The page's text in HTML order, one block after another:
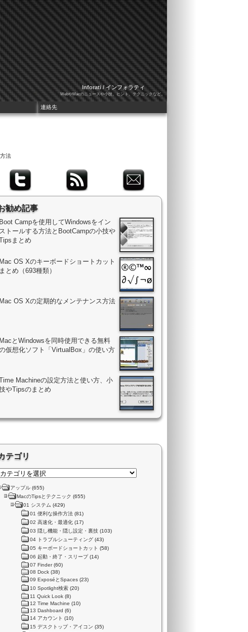
Inforati / インフォラティ
WebやMacのニュースや小技、ヒント、テクニックなど。
法
勧め記事
Boot Campを使用してWindowsをイン
ストールする方法とBootCampの小技や
まとめ
Mac OS Xのキーボードショートカット
まとめ（693種類）
Mac OS Xの定期的なメンテナンス方法
MacとWindowsを同時使用できる無料
仮想化ソフト「VirtualBox」の使い方
Machineの設定方法と使い方、小
やTipsのまとめ
テゴリ
アップル (655)
MacのTipsとテクニック (655)
01 システム (429)
01 便利な操作方法 (81)
02 高速化・最適化 (17)
03 隠し機能・隠し設定・裏技 (103)
04 トラブルシューティング (43)
05 キーボードショートカット (58)
06 起動・終了・スリープ(14)
07 Finder(60)
08 Dock (38)
09 ExposéとSpaces (23)
10 Spotlight検索 (20)
11 Quick Look (8)
12 Time Machine (10)
13 Dashboard (6)
14 アカウント (10)
15 デスクトップ・アイコン (35)
連絡先